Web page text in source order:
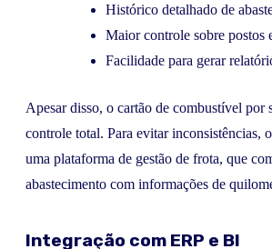
Histórico detalhado de
Maior controle sobre postos
Facilidade para gerar
Apesar disso, o cartão de combustível por
controle total. Para evitar inconsistências,
uma plataforma de gestão de frota, que
abastecimento com informações de
Integração com ERP e BI